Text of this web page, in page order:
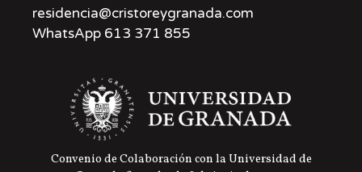
Convenio de Colaboración con la Universidad de
residencia@cristoreygranada.com
WhatsApp 613 371 855